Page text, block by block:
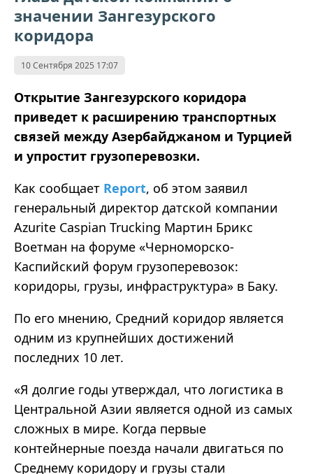
значении Зангезурского
коридора
10 Сентября 2025 17:07
Открытие Зангезурского коридора
приведет к расширению транспортных
связей между Азербайджаном и Турцией
и упростит грузоперевозки.
Как сообщает Report, об этом заявил
генеральный директор датской компании
Azurite Caspian Trucking Мартин Брикс
Воетман на форуме «Черноморско-
Каспийский форум грузоперевозок:
коридоры, грузы, инфраструктура» в Баку.
По его мнению, Средний коридор является
одним из крупнейших достижений
последних 10 лет.
«Я долгие годы утверждал, что логистика в
Центральной Азии является одной из самых
сложных в мире. Когда первые
контейнерные поезда начали двигаться по
Среднему коридору и грузы стали